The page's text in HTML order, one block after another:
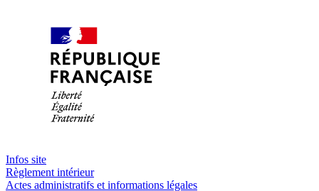
Infos site
Règlement intérieur
Actes administratifs et informations légales